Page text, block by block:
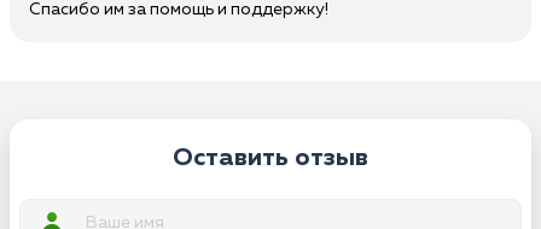
Спасибо им за помощь и поддержку!
Оставить отзыв